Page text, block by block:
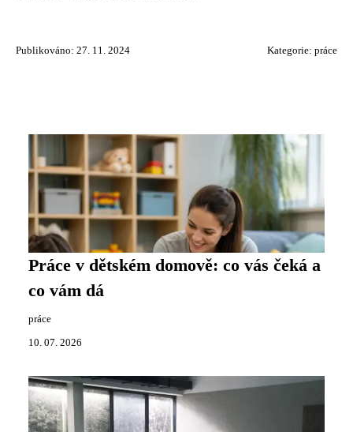
Publikováno: 27. 11. 2024 Kategorie: práce
Práce v dětském domově: co vás čeká a
co vám dá
práce
10. 07. 2026